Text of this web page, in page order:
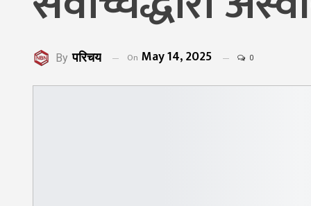
By परिचय On May 14, 2025 0